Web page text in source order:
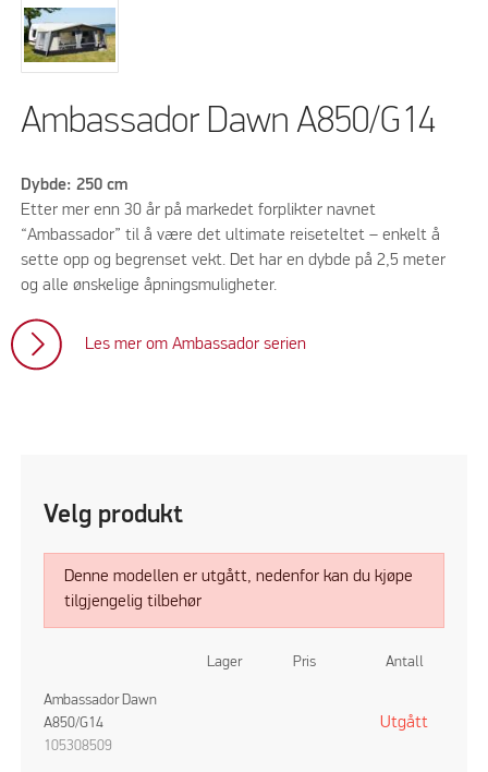
Ambassador Dawn A850/G14
Dybde: 250 cm
Etter mer enn 30 år på markedet forplikter navnet
“Ambassador” til å være det ultimate reiseteltet – enkelt å
sette opp og begrenset vekt. Det har en dybde på 2,5 meter
og alle ønskelige åpningsmuligheter.
Les mer om Ambassador serien
Velg produkt
Denne modellen er utgått, nedenfor kan du kjøpe
tilgjengelig tilbehør
Lager Pris Antall
Ambassador Dawn
A850/G14
105308509
Utgått